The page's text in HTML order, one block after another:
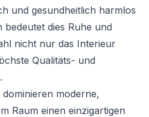
und gesundheitlich harmlos
bedeutet dies Ruhe und
nicht nur das Interieur
Qualitäts- und
moderne,
Raum einen einzigartigen